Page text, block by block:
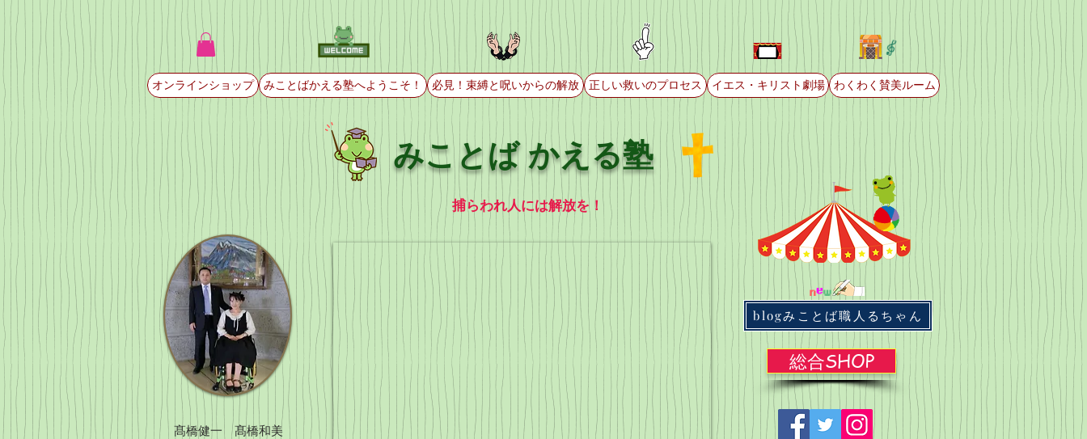
オンラインショップ みことばかえる塾へようこそ！ 必見！束縛と呪いからの解放 正しい救いのプロセス イエス・キリスト劇場 わくわく賛美ルーム
髙橋健一 髙橋和美
みことば かえる塾
捕らわれ人には解放を！
blogみことば職人るちゃん
総合SHOP